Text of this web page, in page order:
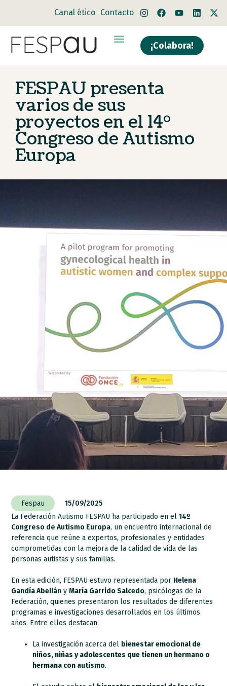
Canal ético Contacto
¡Colabora!
FESPAU presenta
varios de sus
proyectos en el 14º
Congreso de Autismo
Europa
Fespau
15/09/2025
La Federación Autismo FESPAU ha participado en el14º
Congreso de Autismo Europa, un encuentro internacional de
referencia que reúne a expertos, profesionales y entidades
comprometidas con la mejora de la calidad de vida de las
personas autistas y sus familias.
En esta edición, FESPAU estuvo representada por Helena
Gandía Abellán yMaría Garrido Salcedo, psicólogas de la
Federación, quienes presentaron los resultados de diferentes
programas e investigaciones desarrollados en los últimos
años. Entre ellos destacan:
La investigación acerca del bienestar emocional de
niños, niñas y adolescentes que tienen un hermano o
hermana con autismo.